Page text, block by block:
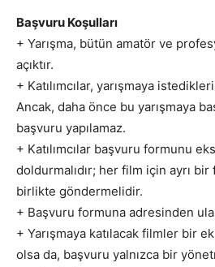
Başvuru Koşulları
+ Yarışma, bütün amatör ve
açıktır.
+ Katılımcılar, yarışmaya
Ancak, daha önce bu yarışmaya
başvuru yapılamaz.
+ Katılımcılar başvuru formunu
doldurmalıdır; her film için ayrı
birlikte göndermelidir.
+ Başvuru formuna adresinden
+ Yarışmaya katılacak filmler bir
olsa da, başvuru yalnızca bir